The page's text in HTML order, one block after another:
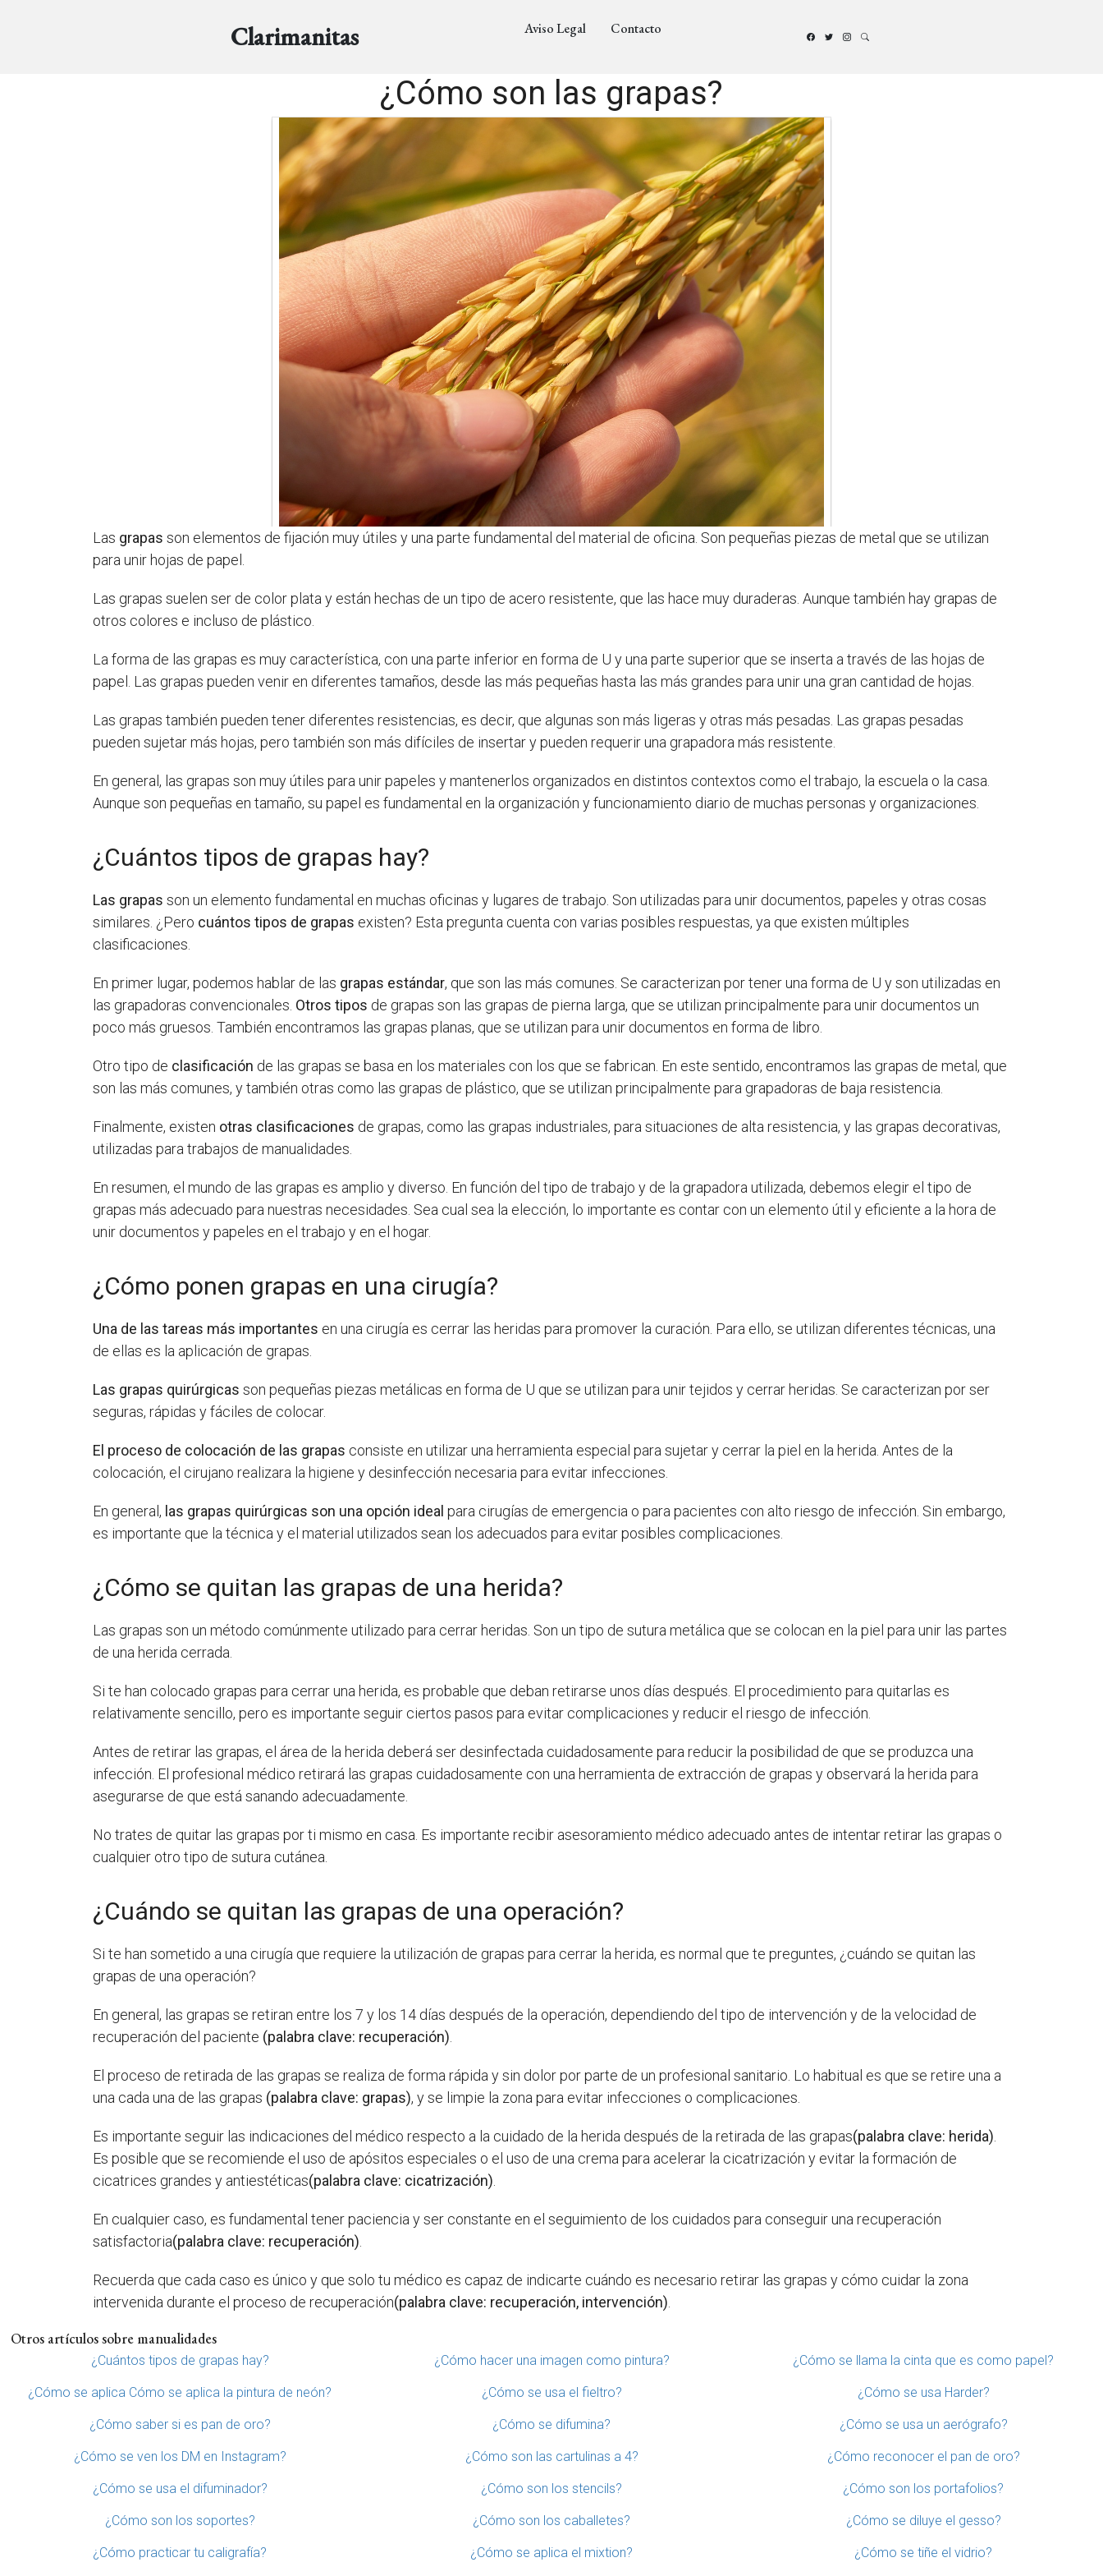
Clarimanitas Aviso Legal Contacto
¿Cómo son las grapas?
Las grapas son elementos de fijación muy útiles y una parte fundamental del material de oficina. Son pequeñas piezas de metal que se utilizan
para unir hojas de papel.
Las grapas suelen ser de color plata y están hechas de un tipo de acero resistente, que las hace muy duraderas. Aunque también hay grapas de
otros colores e incluso de plástico.
La forma de las grapas es muy característica, con una parte inferior en forma de U y una parte superior que se inserta a través de las hojas de
papel. Las grapas pueden venir en diferentes tamaños, desde las más pequeñas hasta las más grandes para unir una gran cantidad de hojas.
Las grapas también pueden tener diferentes resistencias, es decir, que algunas son más ligeras y otras más pesadas. Las grapas pesadas
pueden sujetar más hojas, pero también son más difíciles de insertar y pueden requerir una grapadora más resistente.
En general, las grapas son muy útiles para unir papeles y mantenerlos organizados en distintos contextos como el trabajo, la escuela o la casa.
Aunque son pequeñas en tamaño, su papel es fundamental en la organización y funcionamiento diario de muchas personas y organizaciones.
¿Cuántos tipos de grapas hay?
Las grapas son un elemento fundamental en muchas oficinas y lugares de trabajo. Son utilizadas para unir documentos, papeles y otras cosas
similares. ¿Pero cuántos tipos de grapas existen? Esta pregunta cuenta con varias posibles respuestas, ya que existen múltiples
clasificaciones.
En primer lugar, podemos hablar de las grapas estándar, que son las más comunes. Se caracterizan por tener una forma de U y son utilizadas en
las grapadoras convencionales. Otros tipos de grapas son las grapas de pierna larga, que se utilizan principalmente para unir documentos un
poco más gruesos. También encontramos las grapas planas, que se utilizan para unir documentos en forma de libro.
Otro tipo de clasificación de las grapas se basa en los materiales con los que se fabrican. En este sentido, encontramos las grapas de metal, que
son las más comunes, y también otras como las grapas de plástico, que se utilizan principalmente para grapadoras de baja resistencia.
Finalmente, existen otras clasificaciones de grapas, como las grapas industriales, para situaciones de alta resistencia, y las grapas decorativas,
utilizadas para trabajos de manualidades.
En resumen, el mundo de las grapas es amplio y diverso. En función del tipo de trabajo y de la grapadora utilizada, debemos elegir el tipo de
grapas más adecuado para nuestras necesidades. Sea cual sea la elección, lo importante es contar con un elemento útil y eficiente a la hora de
unir documentos y papeles en el trabajo y en el hogar.
¿Cómo ponen grapas en una cirugía?
Una de las tareas más importantes en una cirugía es cerrar las heridas para promover la curación. Para ello, se utilizan diferentes técnicas, una
de ellas es la aplicación de grapas.
Las grapas quirúrgicas son pequeñas piezas metálicas en forma de U que se utilizan para unir tejidos y cerrar heridas. Se caracterizan por ser
seguras, rápidas y fáciles de colocar.
El proceso de colocación de las grapas consiste en utilizar una herramienta especial para sujetar y cerrar la piel en la herida. Antes de la
colocación, el cirujano realizara la higiene y desinfección necesaria para evitar infecciones.
En general, las grapas quirúrgicas son una opción ideal para cirugías de emergencia o para pacientes con alto riesgo de infección. Sin embargo,
es importante que la técnica y el material utilizados sean los adecuados para evitar posibles complicaciones.
¿Cómo se quitan las grapas de una herida?
Las grapas son un método comúnmente utilizado para cerrar heridas. Son un tipo de sutura metálica que se colocan en la piel para unir las partes
de una herida cerrada.
Si te han colocado grapas para cerrar una herida, es probable que deban retirarse unos días después. El procedimiento para quitarlas es
relativamente sencillo, pero es importante seguir ciertos pasos para evitar complicaciones y reducir el riesgo de infección.
Antes de retirar las grapas, el área de la herida deberá ser desinfectada cuidadosamente para reducir la posibilidad de que se produzca una
infección. El profesional médico retirará las grapas cuidadosamente con una herramienta de extracción de grapas y observará la herida para
asegurarse de que está sanando adecuadamente.
No trates de quitar las grapas por ti mismo en casa. Es importante recibir asesoramiento médico adecuado antes de intentar retirar las grapas o
cualquier otro tipo de sutura cutánea.
¿Cuándo se quitan las grapas de una operación?
Si te han sometido a una cirugía que requiere la utilización de grapas para cerrar la herida, es normal que te preguntes, ¿cuándo se quitan las
grapas de una operación?
En general, las grapas se retiran entre los 7 y los 14 días después de la operación, dependiendo del tipo de intervención y de la velocidad de
recuperación del paciente (palabra clave: recuperación).
El proceso de retirada de las grapas se realiza de forma rápida y sin dolor por parte de un profesional sanitario. Lo habitual es que se retire una a
una cada una de las grapas (palabra clave: grapas), y se limpie la zona para evitar infecciones o complicaciones.
Es importante seguir las indicaciones del médico respecto a la cuidado de la herida después de la retirada de las grapas(palabra clave: herida).
Es posible que se recomiende el uso de apósitos especiales o el uso de una crema para acelerar la cicatrización y evitar la formación de
cicatrices grandes y antiestéticas(palabra clave: cicatrización).
En cualquier caso, es fundamental tener paciencia y ser constante en el seguimiento de los cuidados para conseguir una recuperación
satisfactoria(palabra clave: recuperación).
Recuerda que cada caso es único y que solo tu médico es capaz de indicarte cuándo es necesario retirar las grapas y cómo cuidar la zona
intervenida durante el proceso de recuperación(palabra clave: recuperación, intervención).
Otros artículos sobre manualidades
¿Cuántos tipos de grapas hay? ¿Cómo hacer una imagen como pintura? ¿Cómo se llama la cinta que es como papel?
¿Cómo se aplica Cómo se aplica la pintura de neón? ¿Cómo se usa el fieltro? ¿Cómo se usa Harder?
¿Cómo saber si es pan de oro? ¿Cómo se difumina? ¿Cómo se usa un aerógrafo?
¿Cómo se ven los DM en Instagram? ¿Cómo son las cartulinas a 4? ¿Cómo reconocer el pan de oro?
¿Cómo se usa el difuminador? ¿Cómo son los stencils? ¿Cómo son los portafolios?
¿Cómo son los soportes? ¿Cómo son los caballetes? ¿Cómo se diluye el gesso?
¿Cómo practicar tu caligrafía? ¿Cómo se aplica el mixtion? ¿Cómo se tiñe el vidrio?